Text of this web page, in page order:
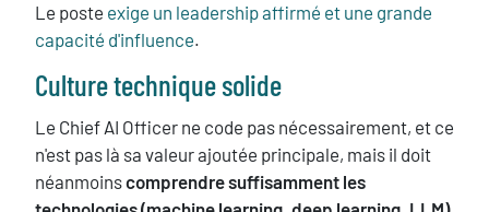
Le poste exige un leadership affirmé et une grande
capacité d'influence.
Culture technique solide
Le Chief AI Officer ne code pas nécessairement, et ce
n'est pas là sa valeur ajoutée principale, mais il doit
néanmoinscomprendre suffisamment les